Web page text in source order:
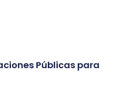
Públicas para